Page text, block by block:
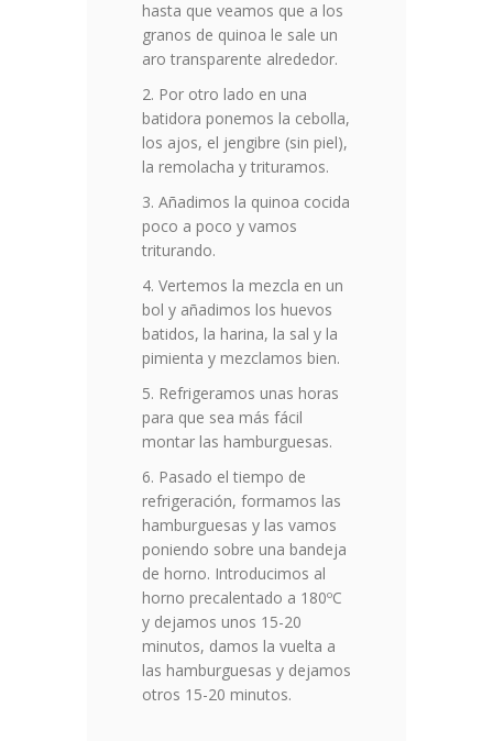
hasta que veamos que a los
granos de quinoa le sale un
aro transparente alrededor.
Por otro lado en una
batidora ponemos la cebolla,
los ajos, el jengibre (sin piel),
la remolacha y trituramos.
Añadimos la quinoa cocida
poco a poco y vamos
triturando.
Vertemos la mezcla en un
bol y añadimos los huevos
batidos, la harina, la sal y la
pimienta y mezclamos bien.
Refrigeramos unas horas
para que sea más fácil
montar las hamburguesas.
Pasado el tiempo de
refrigeración, formamos las
hamburguesas y las vamos
poniendo sobre una bandeja
de horno. Introducimos al
horno precalentado a 180ºC
y dejamos unos 15-20
minutos, damos la vuelta a
las hamburguesas y dejamos
otros 15-20 minutos.